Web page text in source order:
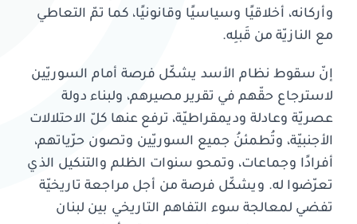
وأركانه، أخلاقيًا وسياسيًا وقانونيًا، كما تمّ التعاطي
مع النازيّة من قَبلِه.
إنّ سقوط نظام الأسد يشكّل فرصة أمام السوريّين
لاسترجاع حقّهم في تقرير مصيرهم، ولبناء دولة
عصريّة وعادلة وديمقراطيّة، ترفع عنها كلّ الاحتلالات
الأجنبيّة، وتُطمئنُ جميع السوريّين وتصون حرّياتهم،
أفرادًا وجماعات، وتمحو سنوات الظلم والتنكيل الذي
تعرّضوا له. ويشكّل فرصة من أجل مراجعة تاريخيّة
تفضي لمعالجة سوء التفاهم التاريخي بين لبنان